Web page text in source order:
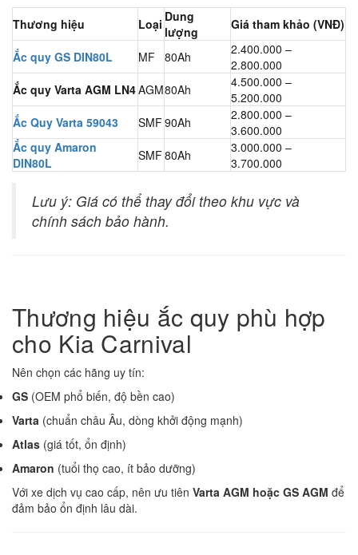
Thương hiệu Loại Dung
lượng
Giá tham khảo (VNĐ)
Ắc quy GS DIN80L MF 80Ah
2.400.000 –
2.800.000
Ắc quy Varta AGM LN4AGM80Ah
4.500.000 –
5.200.000
Ắc Quy Varta 59043
SMF90Ah
2.800.000 –
3.600.000
Ắc quy Amaron
DIN80L
SMF80Ah
3.000.000 –
3.700.000
Lưu ý: Giá có thể thay đổi theo khu vực và
chính sách bảo hành.
Thương hiệu ắc quy phù hợp
cho Kia Carnival
Nên chọn các hãng uy tín:
GS (OEM phổ biến, độ bền cao)
Varta (chuẩn châu Âu, dòng khởi động mạnh)
Atlas (giá tốt, ổn định)
Amaron (tuổi thọ cao, ít bảo dưỡng)
Với xe dịch vụ cao cấp, nên ưu tiên Varta AGM hoặc GS AGM để
đảm bảo ổn định lâu dài.